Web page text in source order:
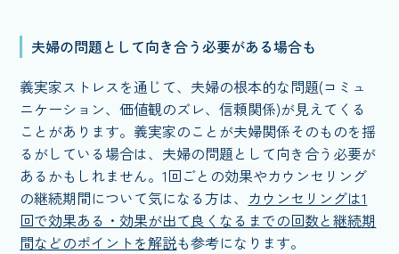
夫婦の問題として向き合う必要がある場合も
義実家ストレスを通じて、夫婦の根本的な問題(コミュ
ニケーション、価値観のズレ、信頼関係)が見えてくる
ことがあります。義実家のことが夫婦関係そのものを揺
るがしている場合は、夫婦の問題として向き合う必要が
あるかもしれません。1回ごとの効果やカウンセリング
の継続期間について気になる方は、 カウンセリングは1
回で効果ある・効果が出て良くなるまでの回数と継続期
間などのポイントを解説も参考になります。